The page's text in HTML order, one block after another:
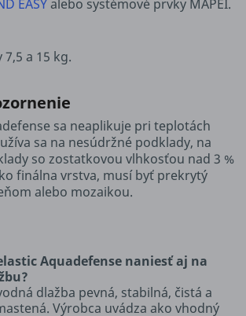
EASYalebo systémové prvky MAPEI.
a 15 kg.
sa neaplikuje pri teplotách
sa na nesúdržné podklady, na
so zostatkovou vlhkosťou nad 3 %
finálna vrstva, musí byť prekrytý
alebo mozaikou.
Aquadefense naniesť aj na
dlažba pevná, stabilná, čistá a
Výrobca uvádza ako vhodný